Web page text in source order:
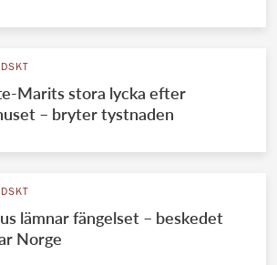
Marits stora lycka efter
– bryter tystnaden
lämnar fängelset – beskedet
Norge